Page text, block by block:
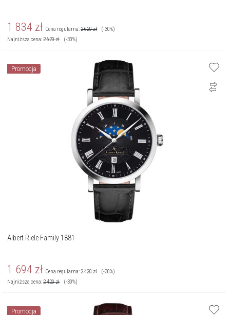
1 834 zł Cena regularna:2 620zł
(-30%)
Najniższa cena:2 620zł (-30%)
Promocja
Albert Riele Family 1881
1 694 zł Cena regularna:2 420zł
(-30%)
Najniższa cena:2 420zł (-30%)
Promocja